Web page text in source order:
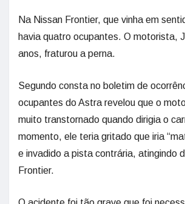
Na Nissan Frontier, que vinha em
havia quatro ocupantes. O motorista,
anos, fraturou a perna.
Segundo consta no boletim de
ocupantes do Astra revelou que o
muito transtornado quando dirigia o
momento, ele teria gritado que iria
e invadido a pista contrária, atingindo
Frontier.